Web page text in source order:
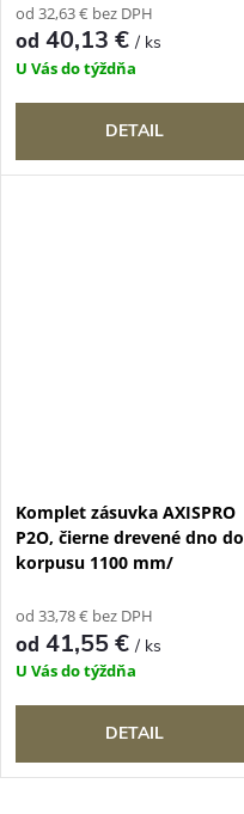
od 32,63 € bez DPH
od 40,13 €/ ks
U Vás do týždňa
DETAIL
Komplet zásuvka AXISPRO
P2O, čierne drevené dno do
korpusu 1100 mm/
od 33,78 € bez DPH
od 41,55 €/ ks
U Vás do týždňa
DETAIL